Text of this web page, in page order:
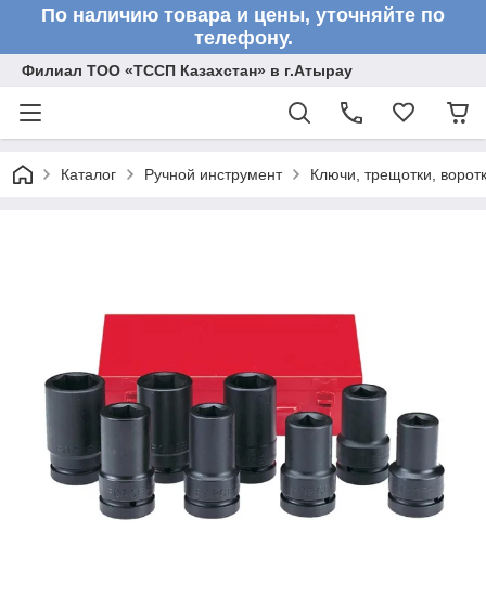
По наличию товара и цены, уточняйте по
телефону.
Филиал ТОО «ТССП Казахстан» в г.Атырау
Каталог Ручной инструмент Ключи, трещотки,